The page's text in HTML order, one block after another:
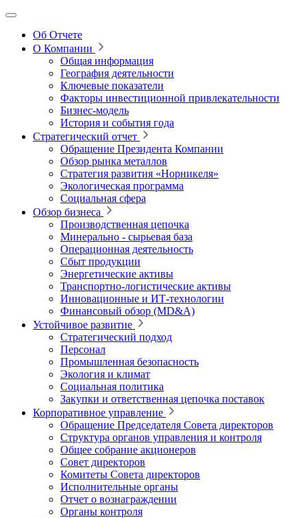
Об Отчете
О Компании
Общая информация
География деятельности
Ключевые показатели
Факторы инвестиционной привлекательности
Бизнес-модель
История и события года
Стратегический отчет
Обращение Президента Компании
Обзор рынка металлов
Стратегия развития «Норникеля»
Экологическая программа
Социальная сфера
Обзор бизнеса
Производственная цепочка
Минерально ‑ сырьевая база
Операционная деятельность
Сбыт продукции
Энергетические активы
Транспортно-логистические активы
Инновационные и ИТ‑технологии
Финансовый обзор (MD&A)
Устойчивое развитие
Стратегический подход
Персонал
Промышленная безопасность
Экология и климат
Социальная политика
Закупки и ответственная цепочка поставок
Корпоративное управление
Обращение Председателя Совета директоров
Структура органов управления и контроля
Общее собрание акционеров
Совет директоров
Комитеты Совета директоров
Исполнительные органы
Отчет о вознаграждении
Органы контроля